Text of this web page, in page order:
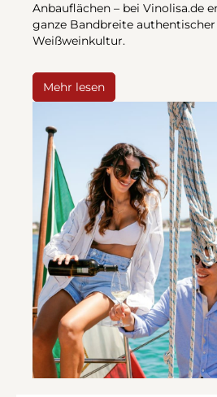
Anbauflächen – bei Vinolisa.de
ganze Bandbreite
Weißweinkultur.
Mehr lesen